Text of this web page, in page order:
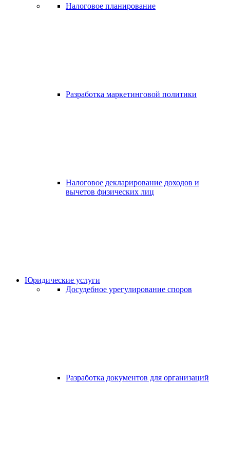
Налоговое планирование
Разработка маркетинговой политики
Налоговое декларирование доходов и
вычетов физических лиц
Юридические услуги
Досудебное урегулирование споров
Разработка документов для организаций